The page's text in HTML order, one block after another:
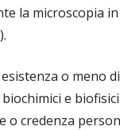
la microscopia
esistenza o meno
e
o credenza